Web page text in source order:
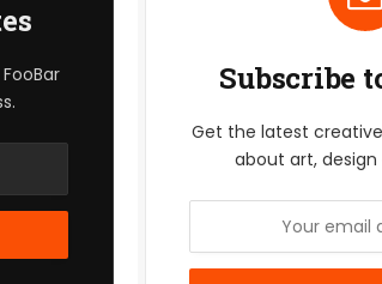
Subscribe
Get the latest
about art, design